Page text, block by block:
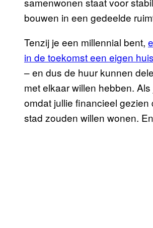
bouwen in een gedeelde
Tenzij je een millennial bent,
in de toekomst een eigen
– en dus de huur kunnen
met elkaar willen hebben.
omdat jullie financieel
stad zouden willen wonen.